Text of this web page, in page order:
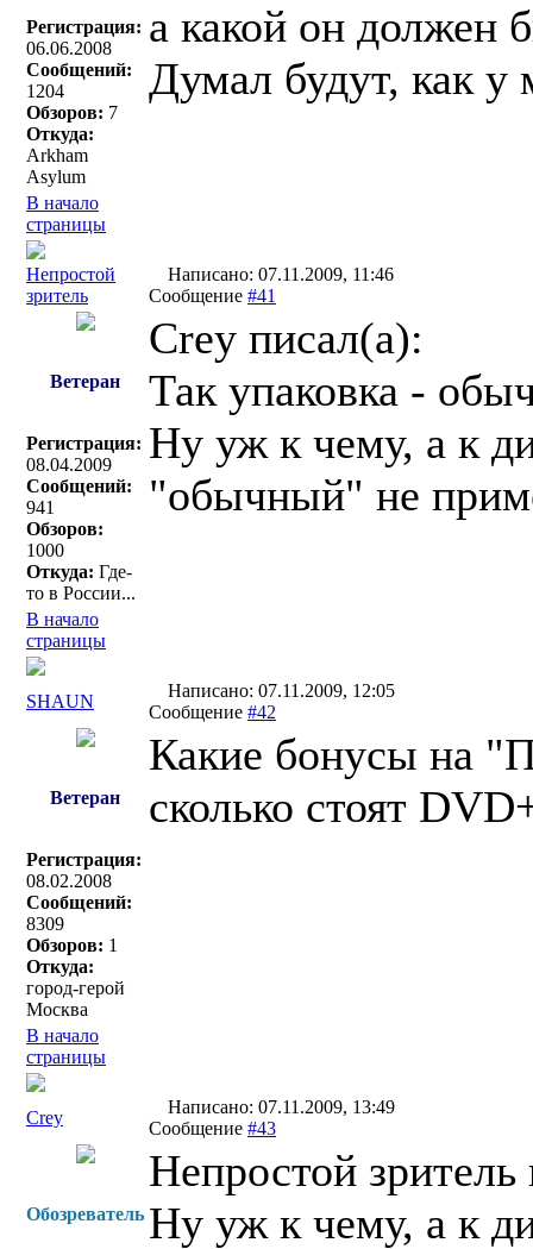
Регистрация:
06.06.2008
Сообщений:
1204
Обзоров: 7
Откуда:
Arkham
Asylum
а какой он должен
Думал будут, как
В начало
страницы
Непростой
зритель
Написано: 07.11.2009, 11:46
Сообщение #41
Ветеран
Регистрация:
08.04.2009
Сообщений:
941
Обзоров:
1000
Откуда: Где-
то в России...
Crey писал(a):
Так упаковка -
Ну уж к чему, а к
"обычный" не
В начало
страницы
SHAUN
Написано: 07.11.2009, 12:05
Сообщение #42
Ветеран
Регистрация:
08.02.2008
Сообщений:
8309
Обзоров: 1
Откуда:
город-герой
Москва
Какие бонусы
сколько стоят
В начало
страницы
Crey
Написано: 07.11.2009, 13:49
Сообщение #43
Обозреватель
Непростой зритель
Ну уж к чему, а к